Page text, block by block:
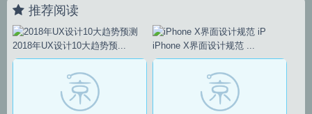
推荐阅读
2018年UX设计10大趋势预... iPhone X界面设计规范 ...